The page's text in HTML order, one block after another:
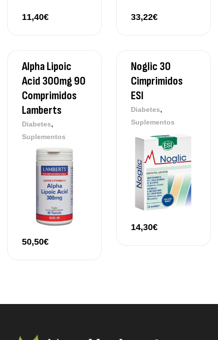
11,40€ 33,22€
Alpha Lipoic
Acid 300mg 90
Comprimidos
Lamberts
Diabetes,
Suplementos
50,50€
Noglic 30
Cimprimidos
ESI
Diabetes,
Suplementos
14,30€